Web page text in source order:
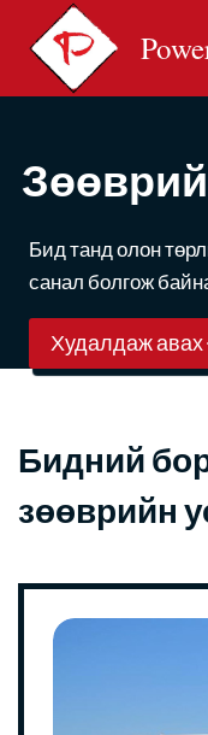
content
Бид танд олон
санал болгож
Худалдаж авах
Бидний
зөөврийн